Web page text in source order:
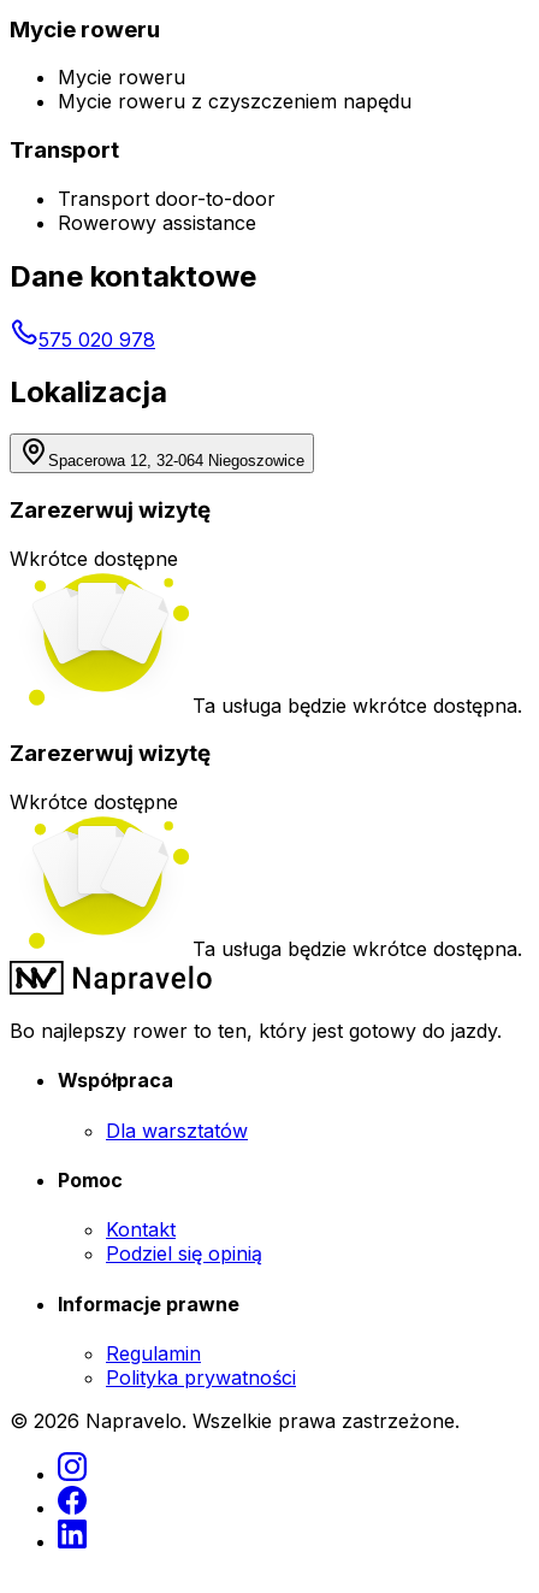
Mycie roweru
Mycie roweru
Mycie roweru z czyszczeniem napędu
Transport
Transport door-to-door
Rowerowy assistance
Dane kontaktowe
575 020 978
Lokalizacja
Spacerowa 12, 32-064 Niegoszowice
Zarezerwuj wizytę
Wkrótce dostępne
Ta usługa będzie wkrótce dostępna.
Zarezerwuj wizytę
Wkrótce dostępne
Ta usługa będzie wkrótce dostępna.
Bo najlepszy rower to ten, który jest gotowy do jazdy.
Współpraca
Dla warsztatów
Pomoc
Kontakt
Podziel się opinią
Informacje prawne
Regulamin
Polityka prywatności
© 2026 Napravelo. Wszelkie prawa zastrzeżone.